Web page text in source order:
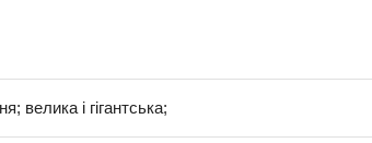
велика і гігантська;